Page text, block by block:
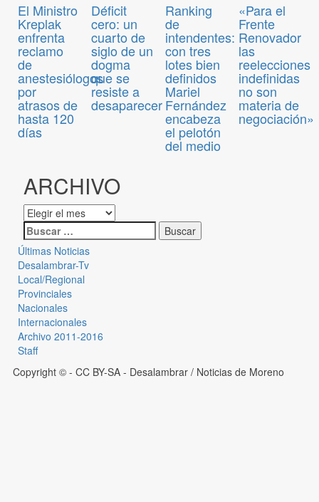
El Ministro
Kreplak
enfrenta
reclamo
de
anestesiólogos
por
atrasos de
hasta 120
días
Déficit
cero: un
cuarto de
siglo de un
dogma
que se
resiste a
desaparecer
Ranking
de
intendentes:
con tres
lotes bien
definidos
Mariel
Fernández
encabeza
el pelotón
del medio
«Para el
Frente
Renovador
las
reelecciones
indefinidas
no son
materia de
negociación»
ARCHIVO
Últimas Noticias
Desalambrar-Tv
Local/Regional
Provinciales
Nacionales
Internacionales
Archivo 2011-2016
Staff
Copyright © - CC BY-SA - Desalambrar / Noticias de Moreno